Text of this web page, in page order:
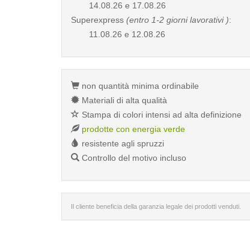
14.08.26 e 17.08.26
Superexpress (entro 1-2 giorni lavorativi ):
11.08.26 e 12.08.26
non quantità minima ordinabile
Materiali di alta qualità
Stampa di colori intensi ad alta definizione
prodotte con energia verde
resistente agli spruzzi
Controllo del motivo incluso
Il cliente beneficia della garanzia legale dei prodotti venduti.